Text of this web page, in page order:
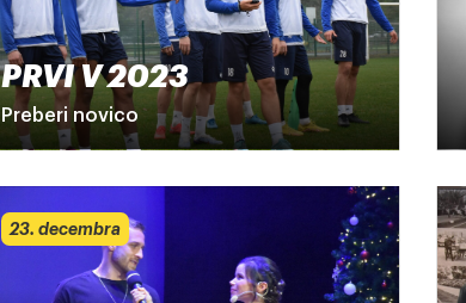
PRVI V 2023
Preberi novico
23. decembra